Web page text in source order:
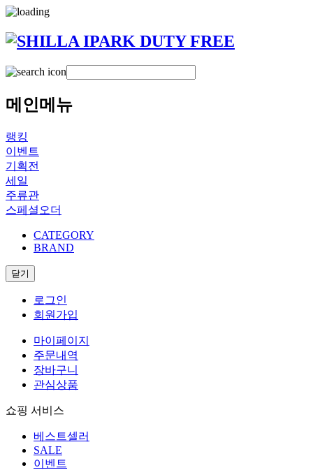
메인메뉴
랭킹
이벤트
기획전
세일
주류관
스페셜오더
CATEGORY
BRAND
닫기
로그인
회원가입
마이페이지
주문내역
장바구니
관심상품
쇼핑 서비스
베스트셀러
SALE
이벤트